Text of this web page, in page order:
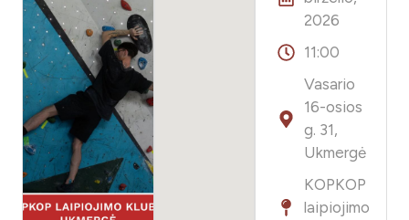
2026
11:00
Vasario
16-osios
g. 31,
Ukmergė
KOPKOP
laipiojimo